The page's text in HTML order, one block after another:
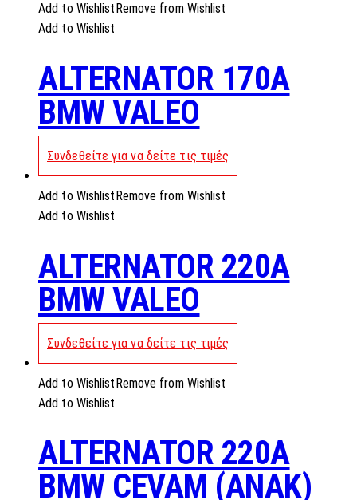
Add to Wishlist Remove from Wishlist
Add to Wishlist
ALTERNATOR 170A
BMW VALEO
Συνδεθείτε για να δείτε τις τιμές
Add to Wishlist Remove from Wishlist
Add to Wishlist
ALTERNATOR 220A
BMW VALEO
Συνδεθείτε για να δείτε τις τιμές
Add to Wishlist Remove from Wishlist
Add to Wishlist
ALTERNATOR 220A
BMW CEVAM (ANAK)